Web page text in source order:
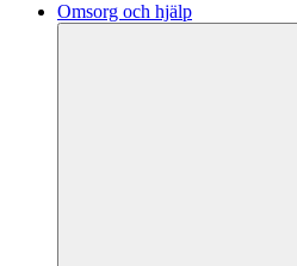
Omsorg och hjälp